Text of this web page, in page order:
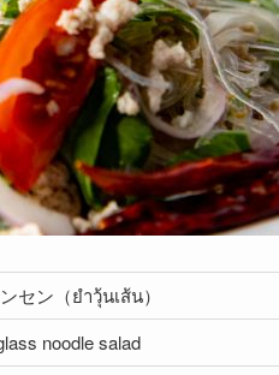
セン（ยำวุ้นเส้น）
noodle salad